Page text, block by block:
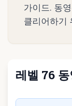
가이드. 동
클리어하기
레벨 76